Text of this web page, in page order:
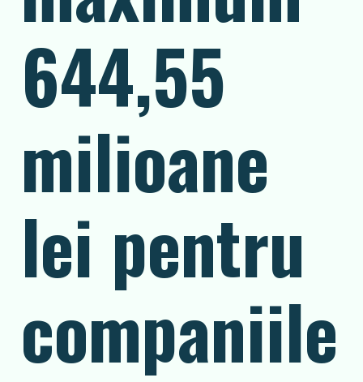
644,55
milioane
lei pentru
companiile